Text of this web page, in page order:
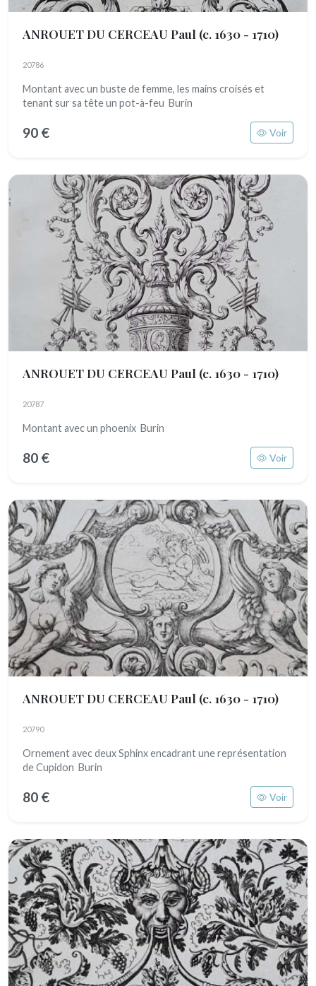
ANROUET DU CERCEAU Paul (c. 1630 - 1710)
20786
Montant avec un buste de femme, les mains croisés et
tenant sur sa tête un pot-à-feu Burin
90 € Voir
ANROUET DU CERCEAU Paul (c. 1630 - 1710)
20787
Montant avec un phoenix Burin
80 € Voir
ANROUET DU CERCEAU Paul (c. 1630 - 1710)
20790
Ornement avec deux Sphinx encadrant une représentation
de Cupidon Burin
80 € Voir